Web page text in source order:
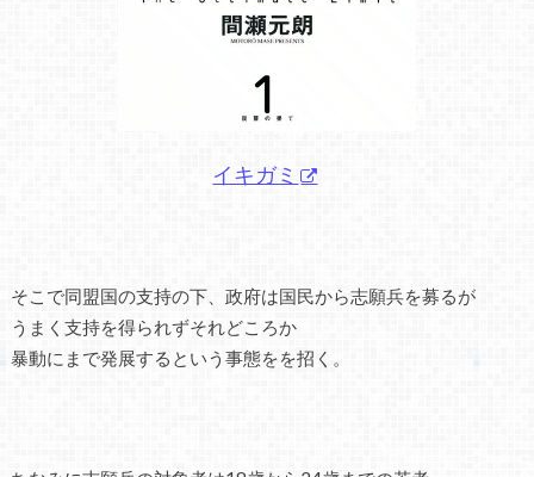
イキガミ
そこで同盟国の支持の下、政府は国民から志願兵を募るが
うまく支持を得られずそれどころか
暴動にまで発展するという事態をを招く。